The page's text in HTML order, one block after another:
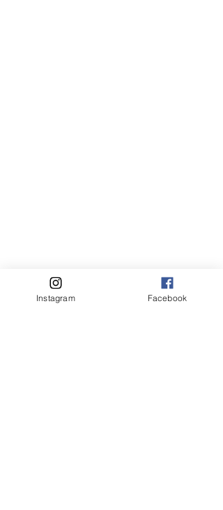
FotografieInstagram Facebook